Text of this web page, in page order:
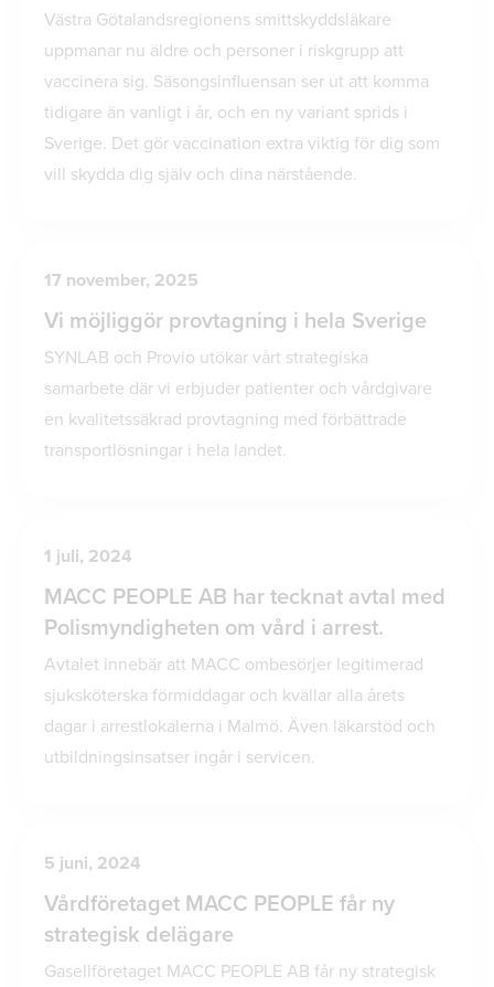
Västra Götalandsregionens smittskyddsläkare
uppmanar nu äldre och personer i riskgrupp att
vaccinera sig. Säsongsinfluensan ser ut att komma
tidigare än vanligt i år, och en ny variant sprids i
Sverige. Det gör vaccination extra viktig för dig som
vill skydda dig själv och dina närstående.
17 november, 2025
Vi möjliggör provtagning i hela Sverige
SYNLAB och Provio utökar vårt strategiska
samarbete där vi erbjuder patienter och vårdgivare
en kvalitetssäkrad provtagning med förbättrade
transportlösningar i hela landet.
1 juli, 2024
MACC PEOPLE AB har tecknat avtal med
Polismyndigheten om vård i arrest.
Avtalet innebär att MACC ombesörjer legitimerad
sjuksköterska förmiddagar och kvällar alla årets
dagar i arrestlokalerna i Malmö. Även läkarstöd och
utbildningsinsatser ingår i servicen.
5 juni, 2024
Vårdföretaget MACC PEOPLE får ny
strategisk delägare
Gasellföretaget MACC PEOPLE AB får ny strategisk